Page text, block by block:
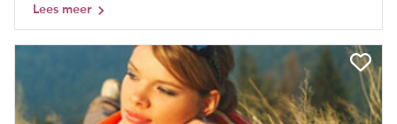
Lees meer